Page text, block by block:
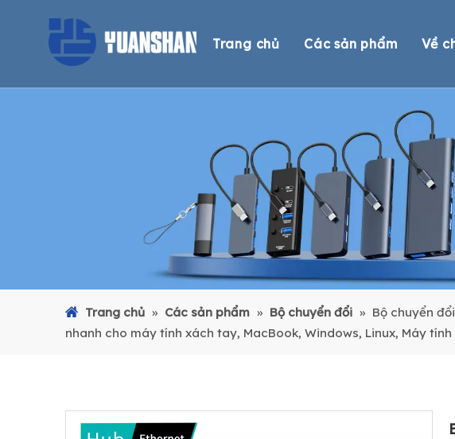
Trang chủ Các sản phẩm
Trạm nối DisplayLink
Trạm nối
Hub USB
Đầu đọc thẻ USB
Bộ chuyển đổi
Cáp
Về
Trang chủ » Các sản phẩm » Bộ chuyển đổi » Bộ chuyển
nhanh cho máy tính xách tay, MacBook, Windows, Linux, Máy